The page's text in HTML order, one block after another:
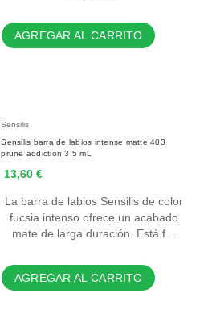
AGREGAR AL CARRITO
Sensilis
Sensilis barra de labios intense matte 403
prune addiction 3,5 mL
13,60 €
La barra de labios Sensilis de color
fucsia intenso ofrece un acabado
mate de larga duración. Está f…
AGREGAR AL CARRITO